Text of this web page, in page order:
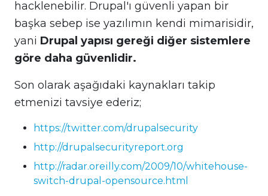
hacklenebilir. Drupal'ı güvenli yapan bir
başka sebep ise yazılımın kendi mimarisidir,
yani Drupal yapısı gereği diğer sistemlere
göre daha güvenlidir.
Son olarak aşağıdaki kaynakları takip
etmenizi tavsiye ederiz;
https://twitter.com/drupalsecurity
http://drupalsecurityreport.org
http://radar.oreilly.com/2009/10/whitehouse-
switch-drupal-opensource.html